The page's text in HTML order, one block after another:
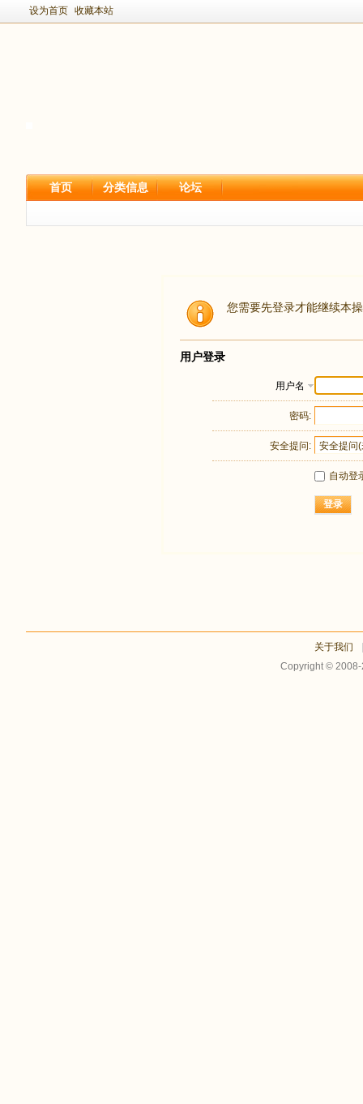
设为首页 收藏本站
首页 分类信息 论坛
您需要先登录才能继续本
用户登录
用户名
密码:
安全提问:
自动登
登录
关于我们
Copyright ©